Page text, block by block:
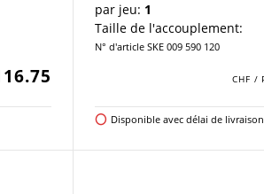
par jeu: 1
Taille de l'accouplement:
N° d'article SKE 009 590 120
Disponible avec délai de livraison